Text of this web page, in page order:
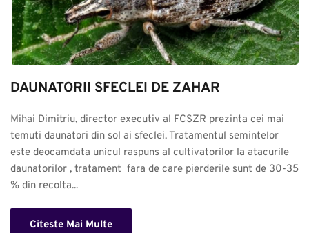
DAUNATORII SFECLEI DE ZAHAR
Mihai Dimitriu, director executiv al FCSZR prezinta cei mai
temuti daunatori din sol ai sfeclei. Tratamentul semintelor
este deocamdata unicul raspuns al cultivatorilor la atacurile
daunatorilor , tratament  fara de care pierderile sunt de 30-35
% din recolta...
Citeste Mai Multe